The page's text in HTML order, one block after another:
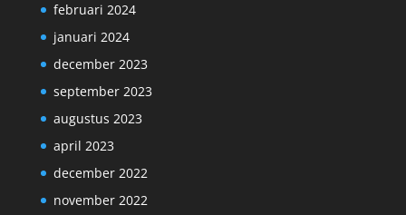
februari 2024
januari 2024
december 2023
september 2023
augustus 2023
april 2023
december 2022
november 2022